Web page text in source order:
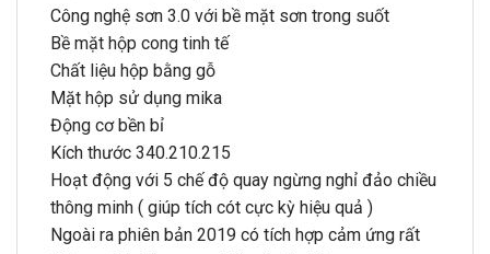
Công nghệ sơn 3.0 với bề mặt sơn trong suốt
Bề mặt hộp cong tinh tế
Chất liệu hộp bằng gỗ
Mặt hộp sử dụng mika
Động cơ bền bỉ
Kích thước 340.210.215
Hoạt động với 5 chế độ quay ngừng nghỉ đảo chiều
thông minh ( giúp tích cót cực kỳ hiệu quả )
Ngoài ra phiên bản 2019 có tích hợp cảm ứng rất